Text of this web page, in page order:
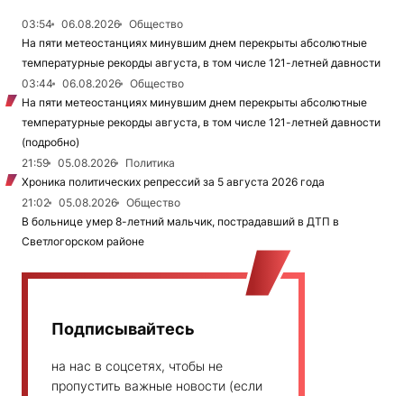
03:54 06.08.2026
Общество
На пяти метеостанциях минувшим днем перекрыты абсолютные
температурные рекорды августа, в том числе 121-летней давности
03:44
06.08.2026
Общество
На пяти метеостанциях минувшим днем перекрыты абсолютные
температурные рекорды августа, в том числе 121-летней давности
(подробно)
21:59
05.08.2026
Политика
Хроника политических репрессий за 5 августа 2026 года
21:02
05.08.2026
Общество
В больнице умер 8-летний мальчик, пострадавший в ДТП в
Светлогорском районе
Подписывайтесь
на нас в соцсетях, чтобы не
пропустить важные новости (если